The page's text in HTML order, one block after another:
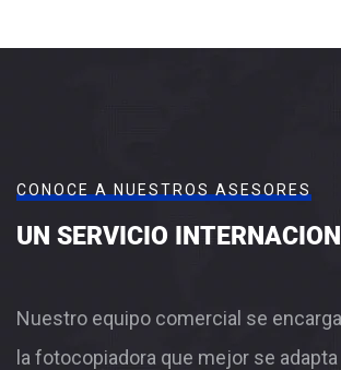
CONOCE A NUESTROS ASESORES
UN SERVICIO
Nuestro equipo comercial se
la fotocopiadora que mejor se